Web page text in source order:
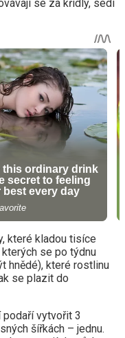
se za křídly, sedí
které kladou tisíce
se po týdnu
hnědé), které rostlinu
se plazit do
vytvořit 3
šířkách – jednu.